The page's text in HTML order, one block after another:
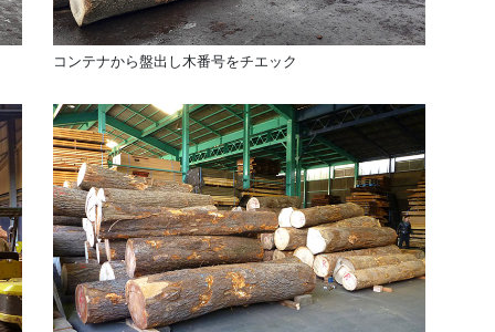
コンテナから盤出し木番号をチエック